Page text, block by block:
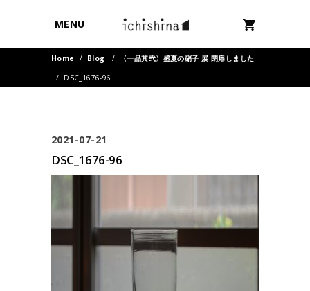
MENU
Home / Blog /
〈一品其弐〉盛夏の硝子 展 閉扉しました
/ DSC_1676-96
2021-07-21
DSC_1676-96